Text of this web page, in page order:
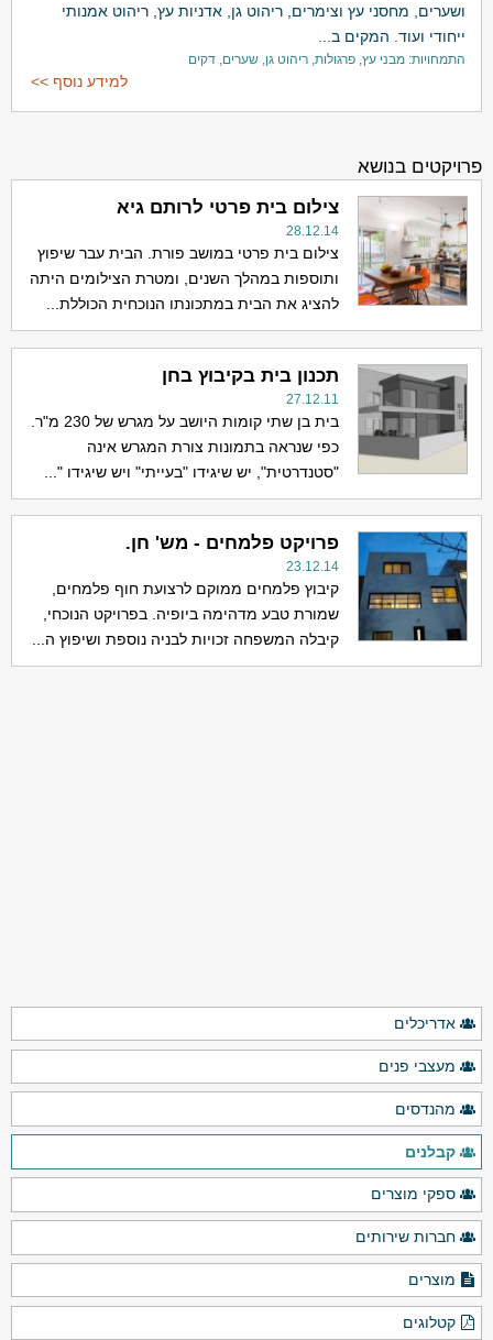
ושערים, מחסני עץ וצימרים, ריהוט גן, אדניות עץ, ריהוט אמנותי
ייחודי ועוד. המקים ב...
התמחויות: מבני עץ, פרגולות, ריהוט גן, שערים, דקים
למידע נוסף >>
פרויקטים בנושא
צילום בית פרטי לרותם גיא
28.12.14
צילום בית פרטי במושב פורת. הבית עבר שיפוץ
ותוספות במהלך השנים, ומטרת הצילומים היתה
להציג את הבית במתכונתו הנוכחית הכוללת...
תכנון בית בקיבוץ בחן
27.12.11
בית בן שתי קומות היושב על מגרש של 230 מ"ר.
כפי שנראה בתמונות צורת המגרש אינה
"סטנדרטית", יש שיגידו "בעייתי" ויש שיגידו "...
פרויקט פלמחים - מש' חן.
23.12.14
קיבוץ פלמחים ממוקם לרצועת חוף פלמחים,
שמורת טבע מדהימה ביופיה. בפרויקט הנוכחי,
קיבלה המשפחה זכויות לבניה נוספת ושיפוץ ה...
אדריכלים
מעצבי פנים
מהנדסים
קבלנים
ספקי מוצרים
חברות שירותים
מוצרים
קטלוגים